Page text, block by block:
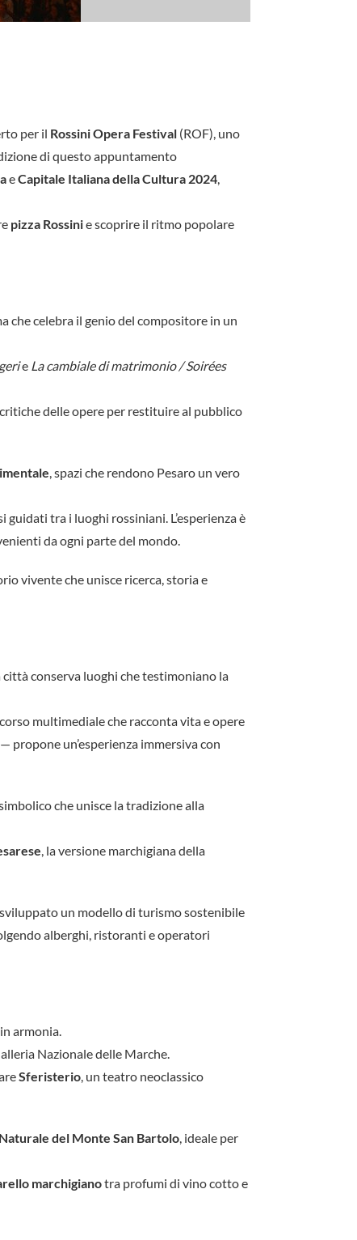
per il Rossini Opera Festival (ROF), uno
di questo appuntamento
eCapitale Italiana della Cultura 2024,
pizza Rossinie scoprire il ritmo popolare
celebra il genio del compositore in un
e La cambiale di matrimonio / Soirées
delle opere per restituire al pubblico
, spazi che rendono Pesaro un vero
tra i luoghi rossiniani. L’esperienza è
da ogni parte del mondo.
vivente che unisce ricerca, storia e
conserva luoghi che testimoniano la
multimediale che racconta vita e opere
un’esperienza immersiva con
che unisce la tradizione alla
, la versione marchigiana della
un modello di turismo sostenibile
alberghi, ristoranti e operatori
armonia.
Nazionale delle Marche.
Sferisterio, un teatro neoclassico
del Monte San Bartolo, ideale per
marchigianotra profumi di vino cotto e